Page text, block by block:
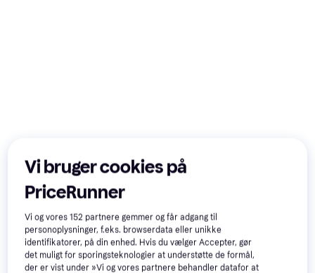
200+
Vi bruger cookies på
PriceRunner
Vi og vores152 partnere gemmer og får adgang til
personoplysninger, f.eks. browserdata eller unikke
identifikatorer, på din enhed. Hvis du vælger Accepter, gør
det muligt for sporingsteknologier at understøtte de formål,
der er vist under »Vi og vores partnere behandler datafor at